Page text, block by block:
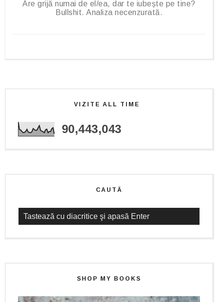
Are grijă numai de el/ea, dar te iubește pe tine?
Bullshit. Analiza necenzurată.
VIZITE ALL TIME
90,443,043
CAUTĂ
SHOP MY BOOKS